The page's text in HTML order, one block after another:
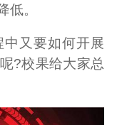
低。
中又要如何开展
?校果给大家总